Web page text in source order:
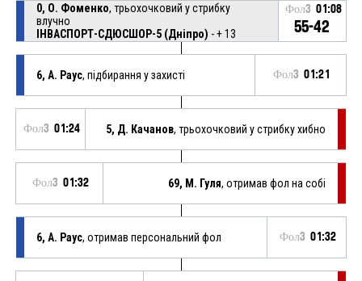
0, О. Фоменко, трьохочковий у стрибку
влучно
ІНВАСПОРТ-СДЮСШОР-5 (Дніпро) - + 13
Фол3 01:08
55-42
6, А. Раус, підбирання у захисті Фол3 01:21
Фол3 01:24 5, Д. Качанов, трьохочковий у стрибку хибно
Фол3 01:32 69, М. Гуля, отримав фол на собі
6, А. Раус, отримав персональний фол Фол3 01:32